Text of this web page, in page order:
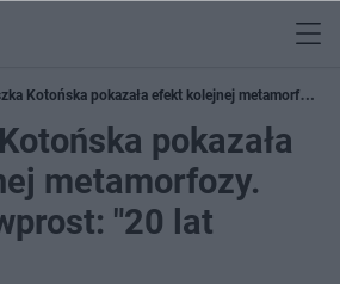
Kotońska pokazała efekt kolejnej metamorfozy.
pokazała
metamorfozy.
"20 lat